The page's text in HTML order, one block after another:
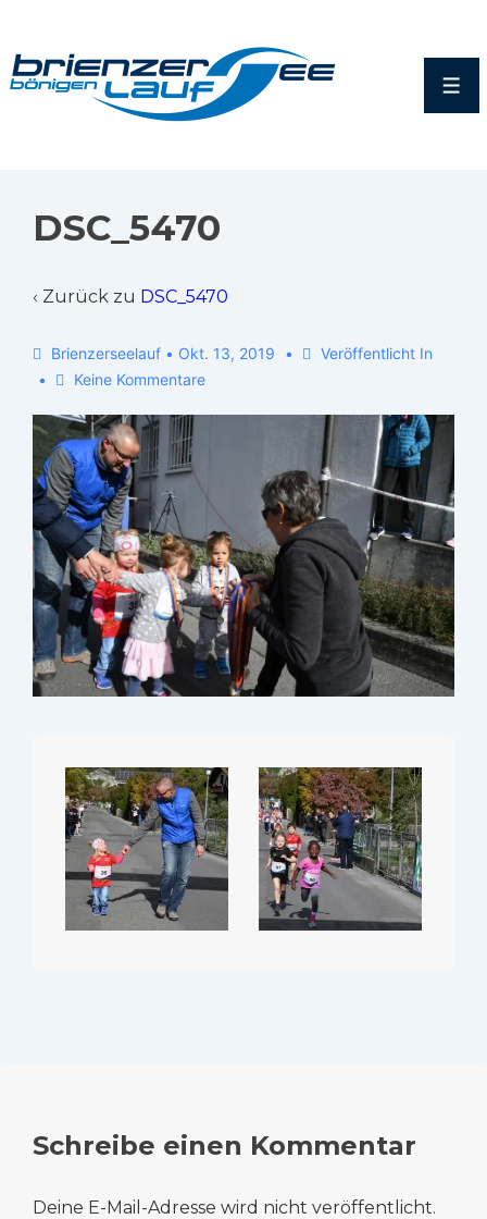
DSC_5470
‹ Zurück zu DSC_5470
Brienzerseelauf • Okt. 13, 2019
Veröffentlicht In
Keine Kommentare
Schreibe einen Kommentar
Deine E-Mail-Adresse wird nicht veröffentlicht.